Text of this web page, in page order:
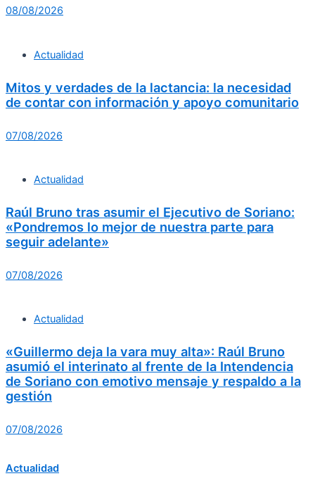
08/08/2026
Actualidad
Mitos y verdades de la lactancia: la necesidad
de contar con información y apoyo comunitario
07/08/2026
Actualidad
Raúl Bruno tras asumir el Ejecutivo de Soriano:
«Pondremos lo mejor de nuestra parte para
seguir adelante»
07/08/2026
Actualidad
«Guillermo deja la vara muy alta»: Raúl Bruno
asumió el interinato al frente de la Intendencia
de Soriano con emotivo mensaje y respaldo a la
gestión
07/08/2026
Actualidad